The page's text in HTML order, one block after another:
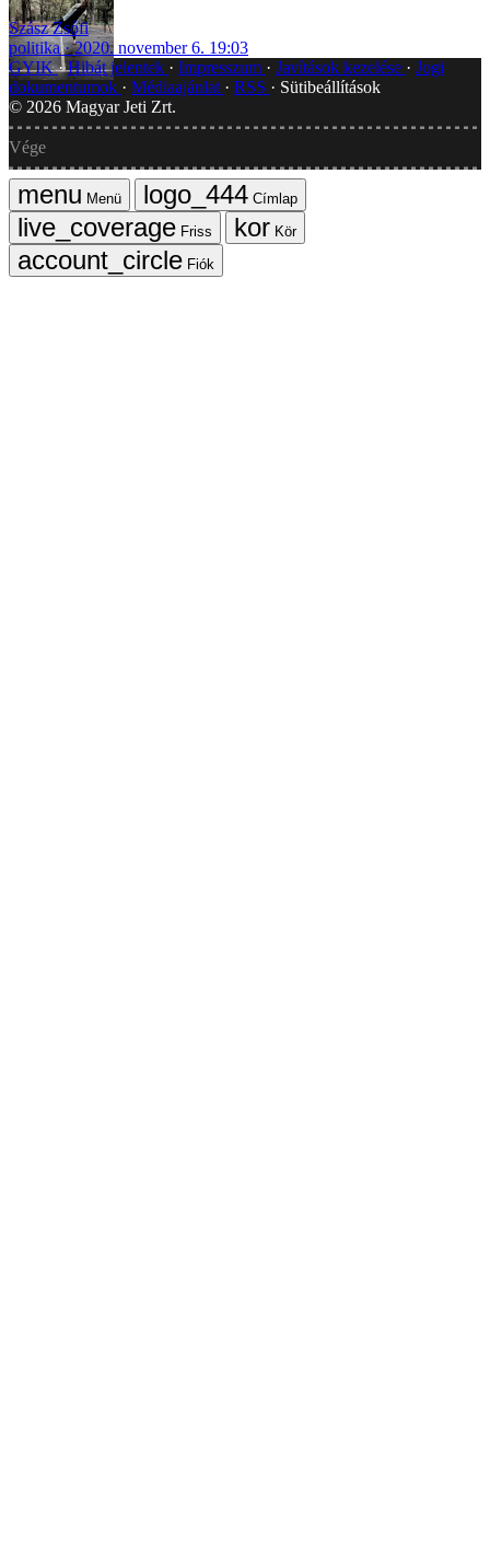
Szász Zsófi
politika
2020. november 6. 19:03
GYIK Hibát jelentek Impresszum Javítások kezelése
Jogi
dokumentumok
Médiaajánlat RSS
Sütibeállítások
© 2026 Magyar Jeti Zrt.
Vége
Menü
Címlap
Friss
Kör
Fiók